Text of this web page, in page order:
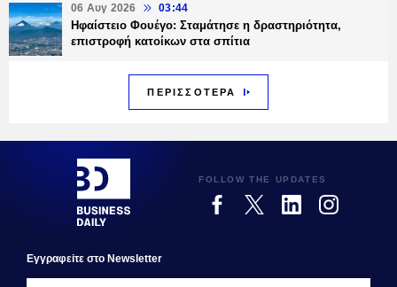
06 Αυγ 2026 03:44
Ηφαίστειο Φουέγο: Σταμάτησε η δραστηριότητα,
επιστροφή κατοίκων στα σπίτια
ΠΕΡΙΣΣΟΤΕΡΑ
FOLLOW THE UPDATES
Εγγραφεiτε στο Newsletter